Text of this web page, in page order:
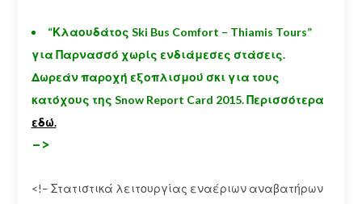
“Κλαουδάτος Ski Bus Comfort – Thiamis Tours”
για Παρνασσό χωρίς ενδιάμεσες στάσεις.
Δωρεάν παροχή εξοπλισμού σκι για τους
κατόχους της Snow Report Card 2015. Περισσότερα
εδώ.
–>
<!– Στατιστικά λειτουργίας εναέριων αναβατήρων